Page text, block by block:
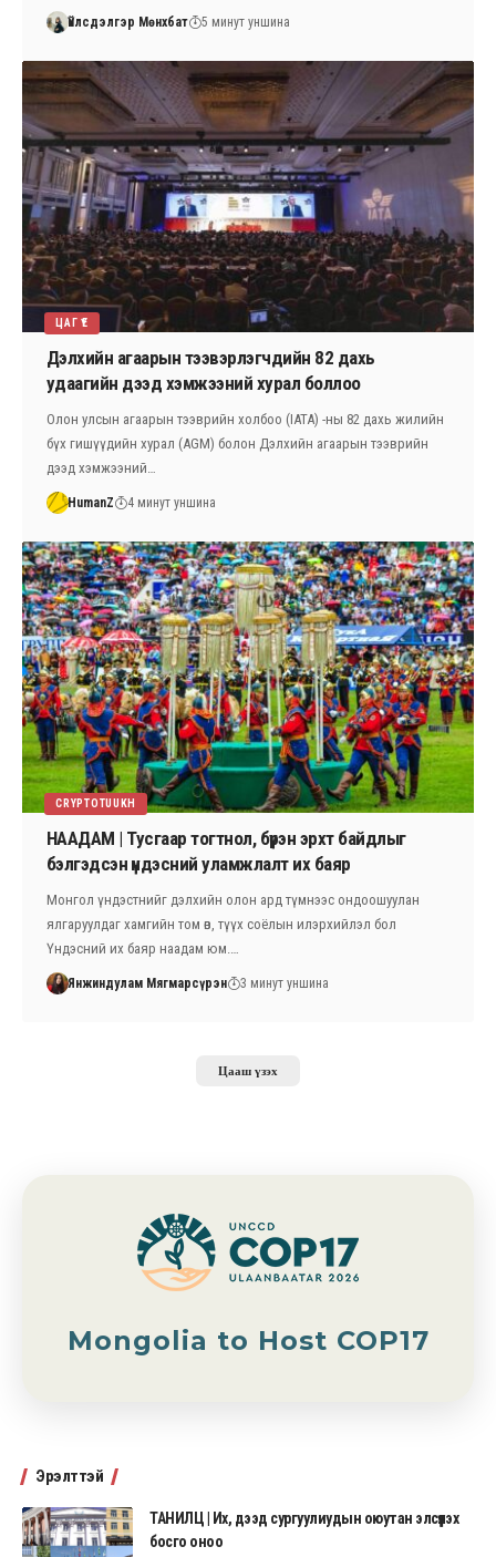
Үйлсдэлгэр Мөнхбат 5 минут уншина
ЦАГ ҮЕ
Дэлхийн агаарын тээвэрлэгчдийн 82 дахь
удаагийн дээд хэмжээний хурал боллоо
Олон улсын агаарын тээврийн холбоо (IATA) -ны 82 дахь жилийн
бүх гишүүдийн хурал (AGM) болон Дэлхийн агаарын тээврийн
дээд хэмжээний…
HumanZ 4 минут уншина
CRYPTOTUUKH
НААДАМ | Тусгаар тогтнол, бүрэн эрхт байдлыг
бэлгэдсэн үндэсний уламжлалт их баяр
Монгол үндэстнийг дэлхийн олон ард түмнээс ондоошуулан
ялгаруулдаг хамгийн том өв, түүх соёлын илэрхийлэл бол
Үндэсний их баяр наадам юм.…
Янжиндулам Мягмарсүрэн 3 минут уншина
Цааш үзэх
Mongolia to Host COP17
Эрэлттэй
ТАНИЛЦ | Их, дээд сургуулиудын оюутан элсүүлэх
босго оноо